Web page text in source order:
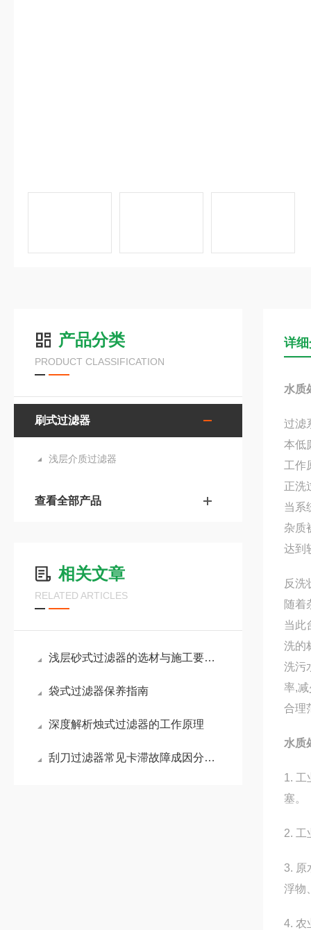
产品分类
PRODUCT CLASSIFICATION
刷式过滤器
浅层介质过滤器
查看全部产品
相关文章
RELATED ARTICLES
浅层砂式过滤器的选材与施工要点是什么？
袋式过滤器保养指南
深度解析烛式过滤器的工作原理
刮刀过滤器常见卡滞故障成因分析，快速排查与解决技巧
详
水质
过滤
本低
工作
正洗
当系
杂质
达到
反洗
随着
当此
洗的
洗污
率,
合理
水质
1. 工
塞。
2. 工
3. 原
浮物
4. 农